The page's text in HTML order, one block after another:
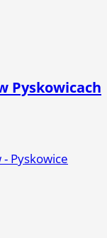
Pyskowicach
Pyskowice